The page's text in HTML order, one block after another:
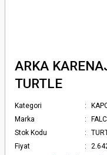
ARKA
TURTLE
Kategori
Marka
Stok Kodu
Fiyat